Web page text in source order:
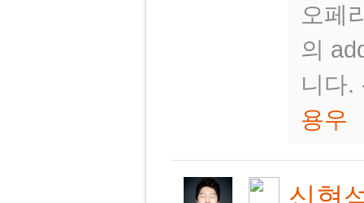
오페
의
니다.
용우
신현